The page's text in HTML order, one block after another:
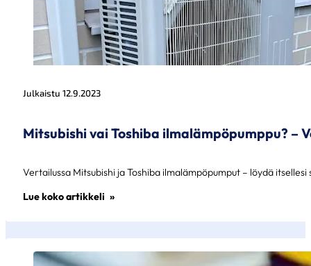
Mitsubishi vai Toshiba ilmalämpöpumppu? –
Vertailussa Mitsubishi ja Toshiba ilmalämpöpumput – löydä
Lue koko artikkeli
Julkaistu 12.9.2023